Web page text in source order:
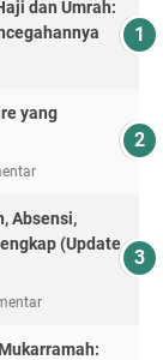
dan Umrah:
yang
Absensi,
(Update